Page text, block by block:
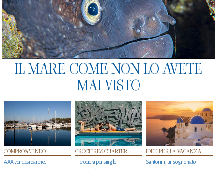
IL MARE COME NON LO AVETE
MAI VISTO
COMPRO&VENDO
AAA vendesi barche,
CROCIERE&CHARTER
In crociera per single
IDEE PER LA VACANZA
Santorini, un sogno nato